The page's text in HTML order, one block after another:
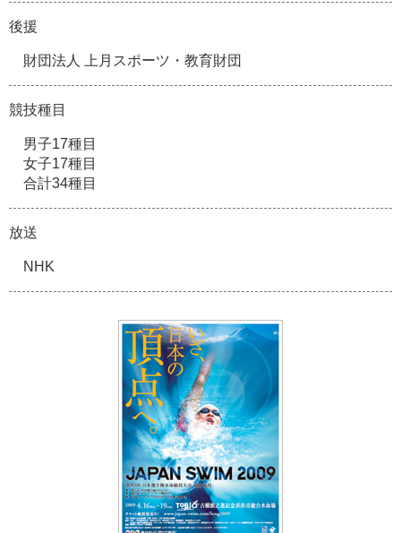
後援
財団法人 上月スポーツ・教育財団
競技種目
男子17種目
女子17種目
合計34種目
放送
NHK